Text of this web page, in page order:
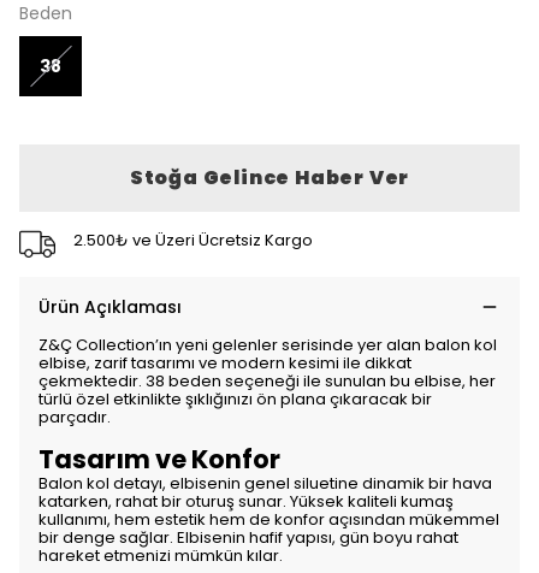
Beden
38
Stoğa Gelince Haber Ver
2.500₺ ve Üzeri Ücretsiz Kargo
Ürün Açıklaması
Z&Ç Collection’ın yeni gelenler serisinde yer alan balon kol
elbise, zarif tasarımı ve modern kesimi ile dikkat
çekmektedir. 38 beden seçeneği ile sunulan bu elbise, her
türlü özel etkinlikte şıklığınızı ön plana çıkaracak bir
parçadır.
Tasarım ve Konfor
Balon kol detayı, elbisenin genel siluetine dinamik bir hava
katarken, rahat bir oturuş sunar. Yüksek kaliteli kumaş
kullanımı, hem estetik hem de konfor açısından mükemmel
bir denge sağlar. Elbisenin hafif yapısı, gün boyu rahat
hareket etmenizi mümkün kılar.